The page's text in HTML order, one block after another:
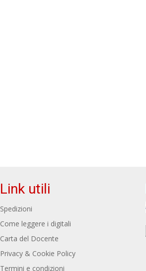
Link utili
Spedizioni
Come leggere i digitali
Carta del Docente
Privacy & Cookie Policy
Termini e condizioni